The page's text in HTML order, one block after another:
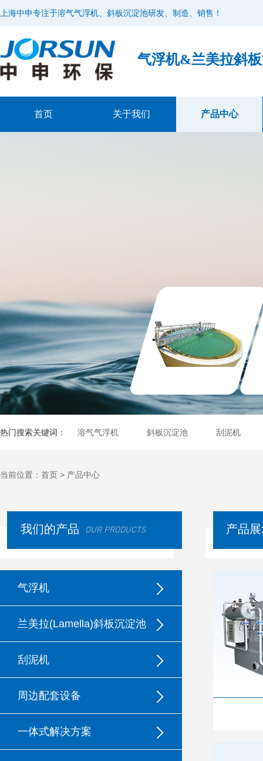
上海中申专注于溶气气浮机、斜板沉淀池研发、制造、销售！
气浮机&兰美拉斜
首页 关于我们 产品中心
热门搜索关键词： 溶气气浮机 斜板沉淀池 刮泥机
当前位置： 首页 > 产品中心
我们的产品 OUR PRODUCTS
气浮机
兰美拉(Lamella)斜板沉淀池
刮泥机
周边配套设备
一体式解决方案
产品